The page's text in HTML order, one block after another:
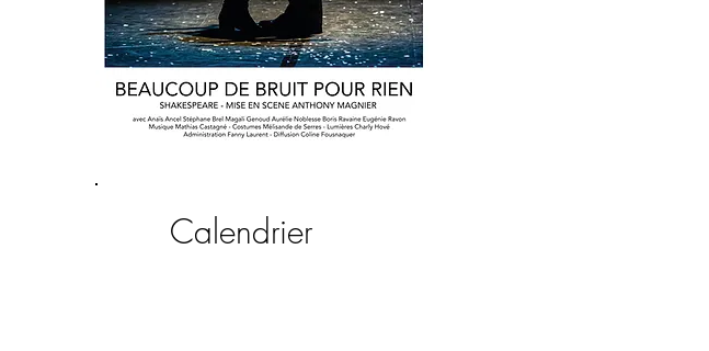
Calendrier